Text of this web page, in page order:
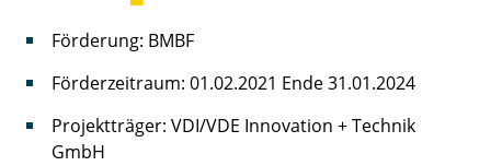
Förderung: BMBF
Förderzeitraum: 01.02.2021 Ende 31.01.2024
Projektträger: VDI/VDE Innovation + Technik
GmbH